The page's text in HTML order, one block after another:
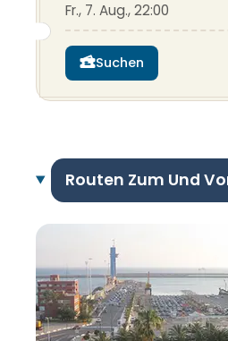
Fr., 7. Aug., 22:00
Suchen
Routen Zum Und